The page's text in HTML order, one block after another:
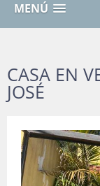
MENÚ
CASA EN
JOSÉ